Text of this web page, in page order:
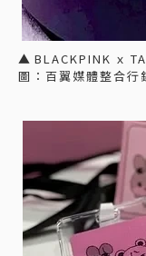
▲BLACKPINKｘ
圖：百翼媒體整合行